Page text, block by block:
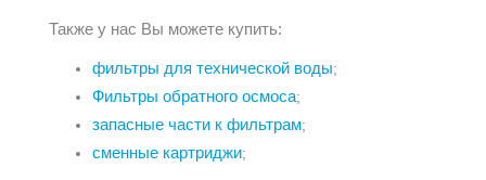
Также у нас Вы можете купить:
фильтры для технической воды;
Фильтры обратного осмоса;
запасные части к фильтрам;
сменные картриджи;